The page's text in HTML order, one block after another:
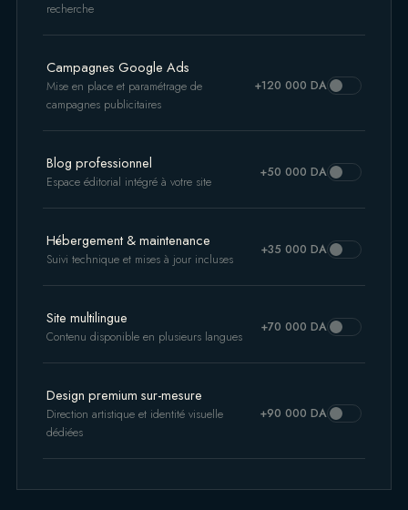
recherche
Campagnes Google Ads
Mise en place et paramétrage de
campagnes publicitaires
+120 000 DA
Blog professionnel
Espace éditorial intégré à votre site
+50 000 DA
Hébergement & maintenance
Suivi technique et mises à jour incluses
+35 000 DA
Site multilingue
Contenu disponible en plusieurs langues
+70 000 DA
Design premium sur-mesure
Direction artistique et identité visuelle
dédiées
+90 000 DA